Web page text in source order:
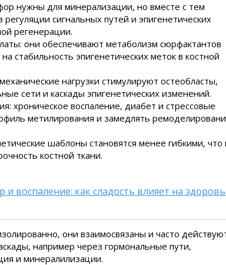
нужны для минерализации, но вместе с тем
сигнальных путей и эпигенетических
регенерации.
они обеспечивают метаболизм сюрфактантов
стабильность эпигенетических меток в костной
нагрузки стимулируют остеобласты,
сети и каскады эпигенетических изменений.
хроническое воспаление, диабет и стрессовые
метилирования и замедлять
шаблоны становятся менее гибкими, что
костной ткани.
и воспаление: как сладость влияет на
они взаимосвязаны и часто
например через гормональные пути,
и минералилизации.